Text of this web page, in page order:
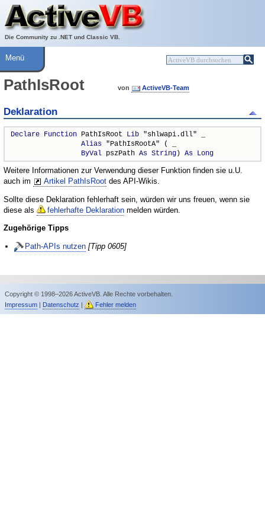
Die Community zu .NET und Classic VB.
Über ActiveVB
Hilfe
Menü
PathIsRoot von ActiveVB-Team
Deklaration
Declare Function PathIsRoot Lib "shlwapi.dll" _
Alias "PathIsRootA" ( _
ByVal pszPath As String) As Long
Weitere Informationen zur Verwendung dieser Funktion finden sie u.U.
auch im
Artikel PathIsRoot des API-Wikis.
Sollte diese Deklaration fehlerhaft sein, würden wir uns freuen, wenn sie
diese als
fehlerhafte Deklaration melden würden.
Zugehörige Tipps
Path-APIs nutzen [Tipp 0605]
Copyright © 1998–2026 ActiveVB. Alle Rechte vorbehalten.
Impressum| Datenschutz | Fehler melden